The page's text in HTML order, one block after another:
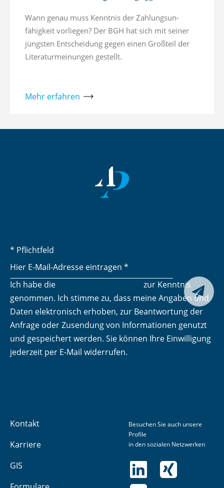
Wann genau muss Kenntnis der Zahlung­s­un­
fähigkeit vorliegen? Der BGH hat sich mit seiner
jüngsten Entscheidung gegen einen Großteil der
Literaturmeinungen gestellt.
Mehr erfahren
* Pflichtfeld
Ich habe die
zur Kenntnis
genommen. Ich stimme zu, dass meine Angaben und
Daten elektronisch erhoben, zur Beantwortung der
Anfrage oder Zusendung von Informationen genutzt
und gespeichert werden. Sie können Ihre Einwilligung
jederzeit per E-Mail widerrufen.
Senden

Kontakt
Karriere
GIS
Besuchen Sie auch unsere
Profile
in den sozialen Netzwerken